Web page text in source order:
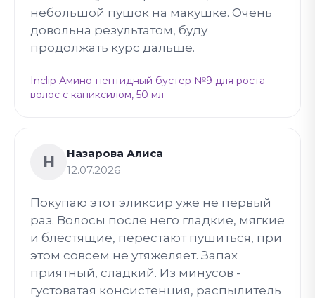
небольшой пушок на макушке. Очень
довольна результатом, буду
продолжать курс дальше.
Inclip Амино-пептидный бустер №9 для роста
волос с капиксилом, 50 мл
Н
Назарова Алиса
12.07.2026
Покупаю этот эликсир уже не первый
раз. Волосы после него гладкие, мягкие
и блестящие, перестают пушиться, при
этом совсем не утяжеляет. Запах
приятный, сладкий. Из минусов -
густоватая консистенция, распылитель